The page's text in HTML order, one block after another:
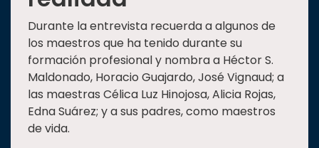
Durante la entrevista recuerda a algunos de
los maestros que ha tenido durante su
formación profesional y nombra a Héctor S.
Maldonado, Horacio Guajardo, José Vignaud; a
las maestras Célica Luz Hinojosa, Alicia Rojas,
Edna Suárez; y a sus padres, como maestros
de vida.